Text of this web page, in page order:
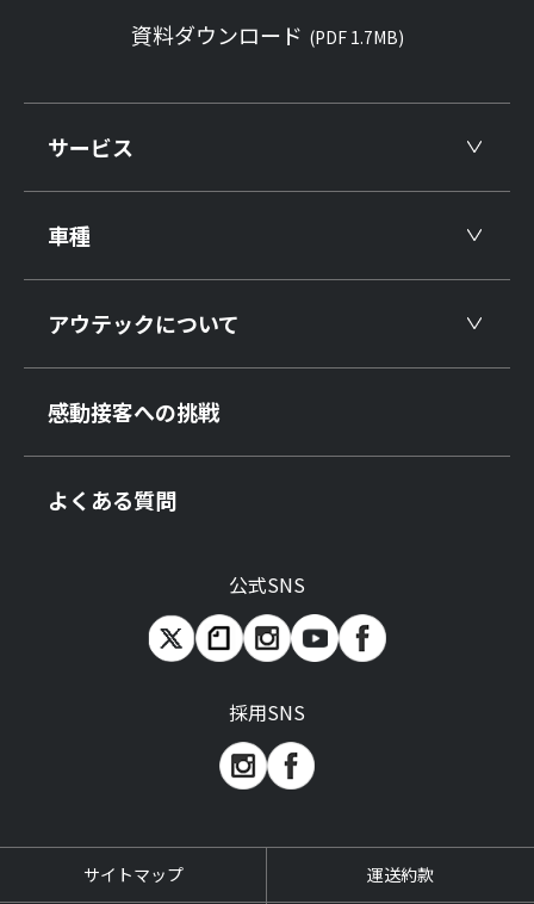
資料ダウンロード (PDF 1.7MB)
サービス
車種
アウテックについて
感動接客への挑戦
よくある質問
公式SNS
採用SNS
サイトマップ 運送約款